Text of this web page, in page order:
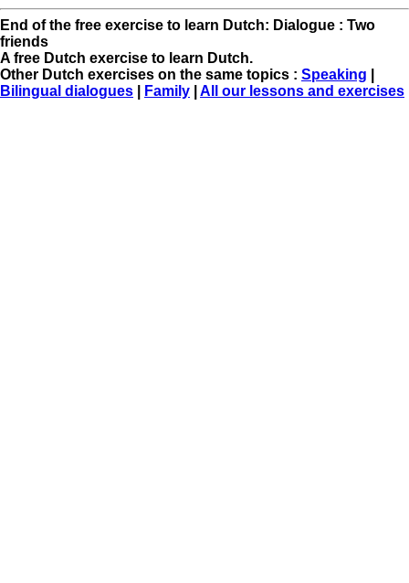
End of the free exercise to learn Dutch: Dialogue : Two
friends
A free Dutch exercise to learn Dutch.
Other Dutch exercises on the same topics : Speaking
Bilingual dialogues
Family All our lessons and exercises